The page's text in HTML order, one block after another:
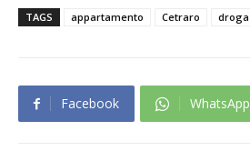
TAGS appartamento Cetraro droga
Facebook WhatsApp